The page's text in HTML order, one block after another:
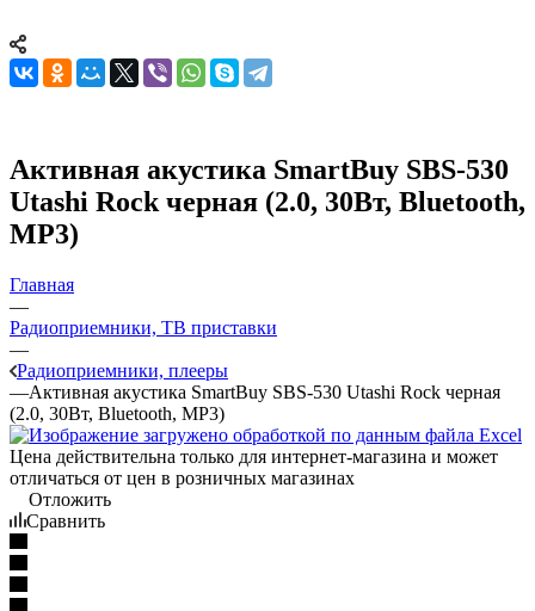
Активная акустика SmartBuy SBS-530
Utashi Rock черная (2.0, 30Вт, Bluetooth,
MP3)
Главная
—
Радиоприемники, ТВ приставки
—
Радиоприемники, плееры
—Активная акустика SmartBuy SBS-530 Utashi Rock черная
(2.0, 30Вт, Bluetooth, MP3)
Цена действительна только для интернет-магазина и может
отличаться от цен в розничных магазинах
Отложить
Сравнить